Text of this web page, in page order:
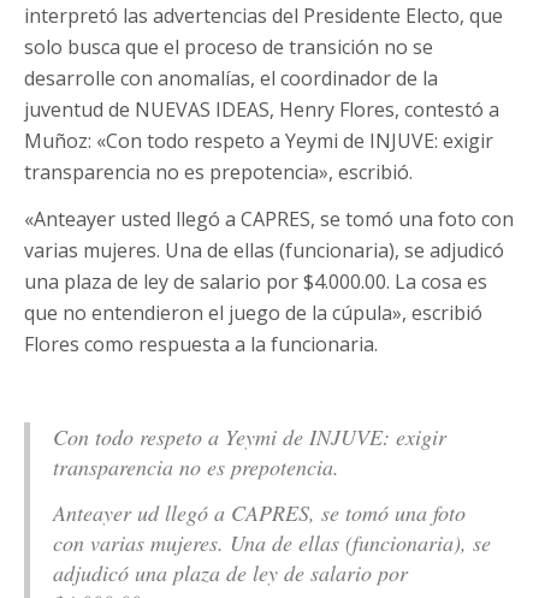
interpretó las advertencias del Presidente Electo, que
solo busca que el proceso de transición no se
desarrolle con anomalías, el coordinador de la
juventud de NUEVAS IDEAS, Henry Flores, contestó a
Muñoz: «Con todo respeto a Yeymi de INJUVE: exigir
transparencia no es prepotencia», escribió.
«Anteayer usted llegó a CAPRES, se tomó una foto con
varias mujeres. Una de ellas (funcionaria), se adjudicó
una plaza de ley de salario por $4.000.00. La cosa es
que no entendieron el juego de la cúpula», escribió
Flores como respuesta a la funcionaria.
Con todo respeto a Yeymi de INJUVE: exigir
transparencia no es prepotencia.
Anteayer ud llegó a CAPRES, se tomó una foto
con varias mujeres. Una de ellas (funcionaria), se
adjudicó una plaza de ley de salario por